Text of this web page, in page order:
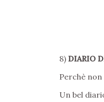
8) DIARIO
Perchè
Un bel